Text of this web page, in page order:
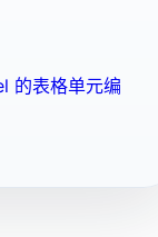
的表格单元编